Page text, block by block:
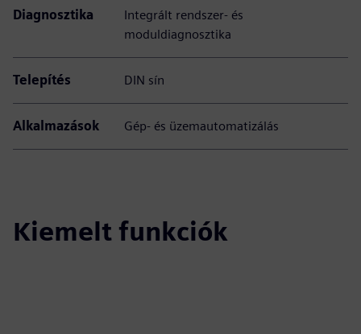
Diagnosztika
Integrált rendszer- és
moduldiagnosztika
Telepítés DIN sín
Alkalmazások Gép- és üzemautomatizálás
Kiemelt funkciók